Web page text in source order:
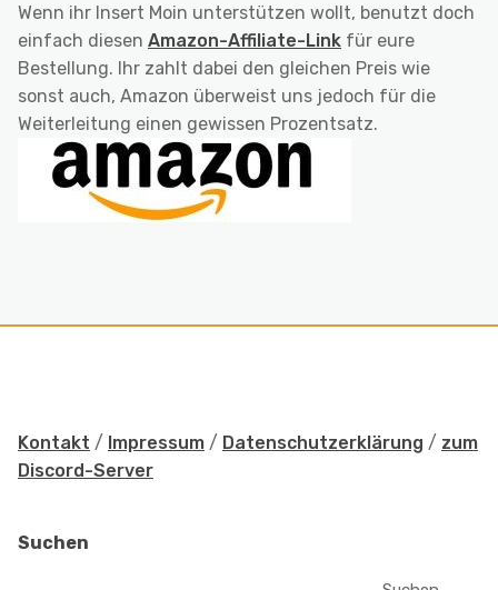
Wenn ihr Insert Moin unterstützen wollt, benutzt doch
einfach diesen Amazon-Affiliate-Link für eure
Bestellung. Ihr zahlt dabei den gleichen Preis wie
sonst auch, Amazon überweist uns jedoch für die
Weiterleitung einen gewissen Prozentsatz.
Kontakt / Impressum / Datenschutzerklärung / zum
Discord-Server
Suchen